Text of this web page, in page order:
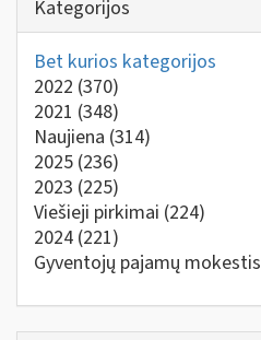
Kategorijos
Bet kurios kategorijos
2022 (370)
2021 (348)
Naujiena (314)
2025 (236)
2023 (225)
Viešieji pirkimai (224)
2024 (221)
Gyventojų pajamų mokestis